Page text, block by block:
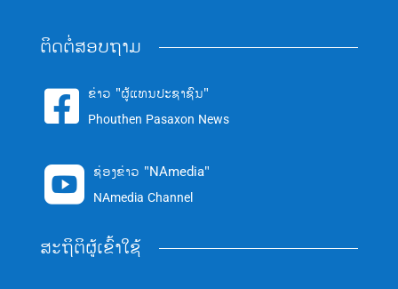
ຕິດຕໍ່ສອບຖາມ
 ຂ່າວ "ຜູ້ແທນປະຊາຊົນ"
Phouthen Pasaxon News
 ຊ່ອງຂ່າວ "NAmedia"
NAmedia Channel
ສະຖິຕິຜູ້ເຂົ້າໃຊ້